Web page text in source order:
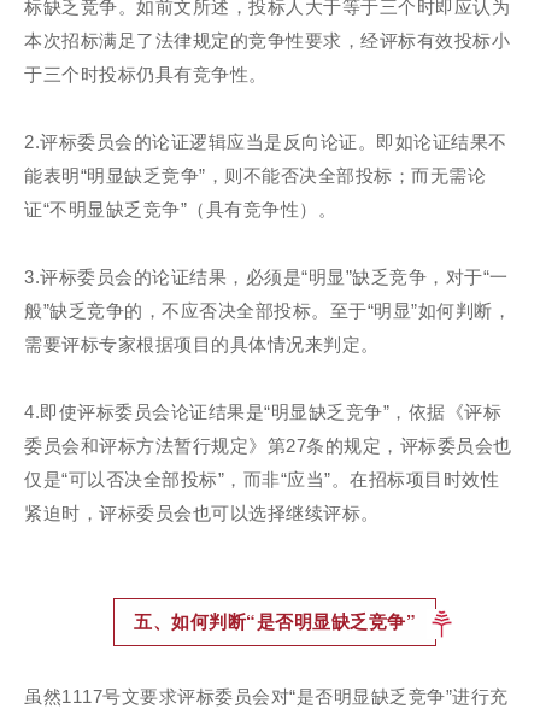
标缺乏竞争。如前文所述，投标人大于等于三个时即应认为
本次招标满足了法律规定的竞争性要求，经评标有效投标小
于三个时投标仍具有竞争性。
2.评标委员会的论证逻辑应当是反向论证。即如论证结果不
能表明“明显缺乏竞争”，则不能否决全部投标；而无需论
证“不明显缺乏竞争”（具有竞争性）。
3.评标委员会的论证结果，必须是“明显”缺乏竞争，对于“一
般”缺乏竞争的，不应否决全部投标。至于“明显”如何判断，
需要评标专家根据项目的具体情况来判定。
4.即使评标委员会论证结果是“明显缺乏竞争”，依据《评标
委员会和评标方法暂行规定》第27条的规定，评标委员会也
仅是“可以否决全部投标”，而非“应当”。在招标项目时效性
紧迫时，评标委员会也可以选择继续评标。
五、如何判断“是否明显缺乏竞争”
虽然1117号文要求评标委员会对“是否明显缺乏竞争”进行充